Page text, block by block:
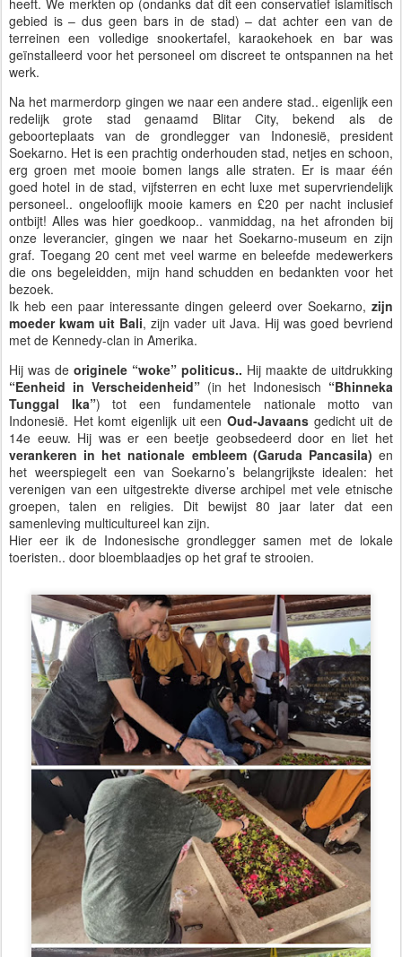
gebied is – dus geen bars in de stad) – dat achter een van de
terreinen een volledige snookertafel, karaokehoek en bar was
geïnstalleerd voor het personeel om discreet te ontspannen na het
werk.
Na het marmerdorp gingen we naar een andere stad.. eigenlijk een
redelijk grote stad genaamd Blitar City, bekend als de
geboorteplaats van de grondlegger van Indonesië, president
Soekarno. Het is een prachtig onderhouden stad, netjes en schoon,
erg groen met mooie bomen langs alle straten. Er is maar één
goed hotel in de stad, vijfsterren en echt luxe met supervriendelijk
personeel.. ongelooflijk mooie kamers en £20 per nacht inclusief
ontbijt! Alles was hier goedkoop.. vanmiddag, na het afronden bij
onze leverancier, gingen we naar het Soekarno-museum en zijn
graf. Toegang 20 cent met veel warme en beleefde medewerkers
die ons begeleidden, mijn hand schudden en bedankten voor het
bezoek.
Ik heb een paar interessante dingen geleerd over Soekarno, zijn
moeder kwam uit Bali, zijn vader uit Java. Hij was goed bevriend
met de Kennedy-clan in Amerika.
Hij was de originele “woke” politicus.. Hij maakte de uitdrukking
“Eenheid in Verscheidenheid”(in het Indonesisch “Bhinneka
Tunggal Ika”) tot een fundamentele nationale motto van
Indonesië. Het komt eigenlijk uit een Oud-Javaans gedicht uit de
14e eeuw. Hij was er een beetje geobsedeerd door en liet het
verankeren in het nationale embleem (Garuda Pancasila) en
het weerspiegelt een van Soekarno’s belangrijkste idealen: het
verenigen van een uitgestrekte diverse archipel met vele etnische
groepen, talen en religies. Dit bewijst 80 jaar later dat een
samenleving multicultureel kan zijn.
Hier eer ik de Indonesische grondlegger samen met de lokale
toeristen.. door bloemblaadjes op het graf te strooien.